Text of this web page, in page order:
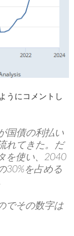
うにコメントし
国債の利払い
れてきた。だ
を使い、2040
30%を占める
でその数字は